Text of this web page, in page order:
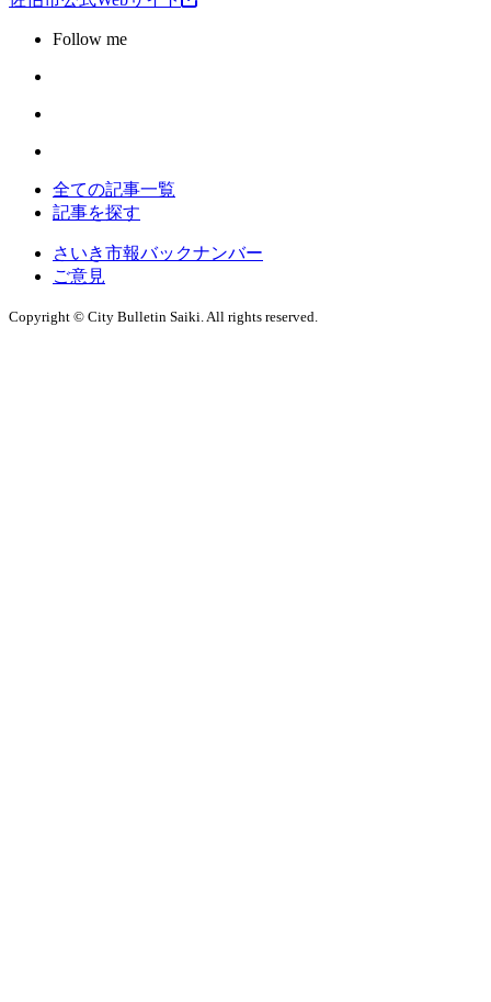
Follow me
全ての記事一覧
記事を探す
さいき市報バックナンバー
ご意見
Copyright © City Bulletin Saiki. All rights reserved.